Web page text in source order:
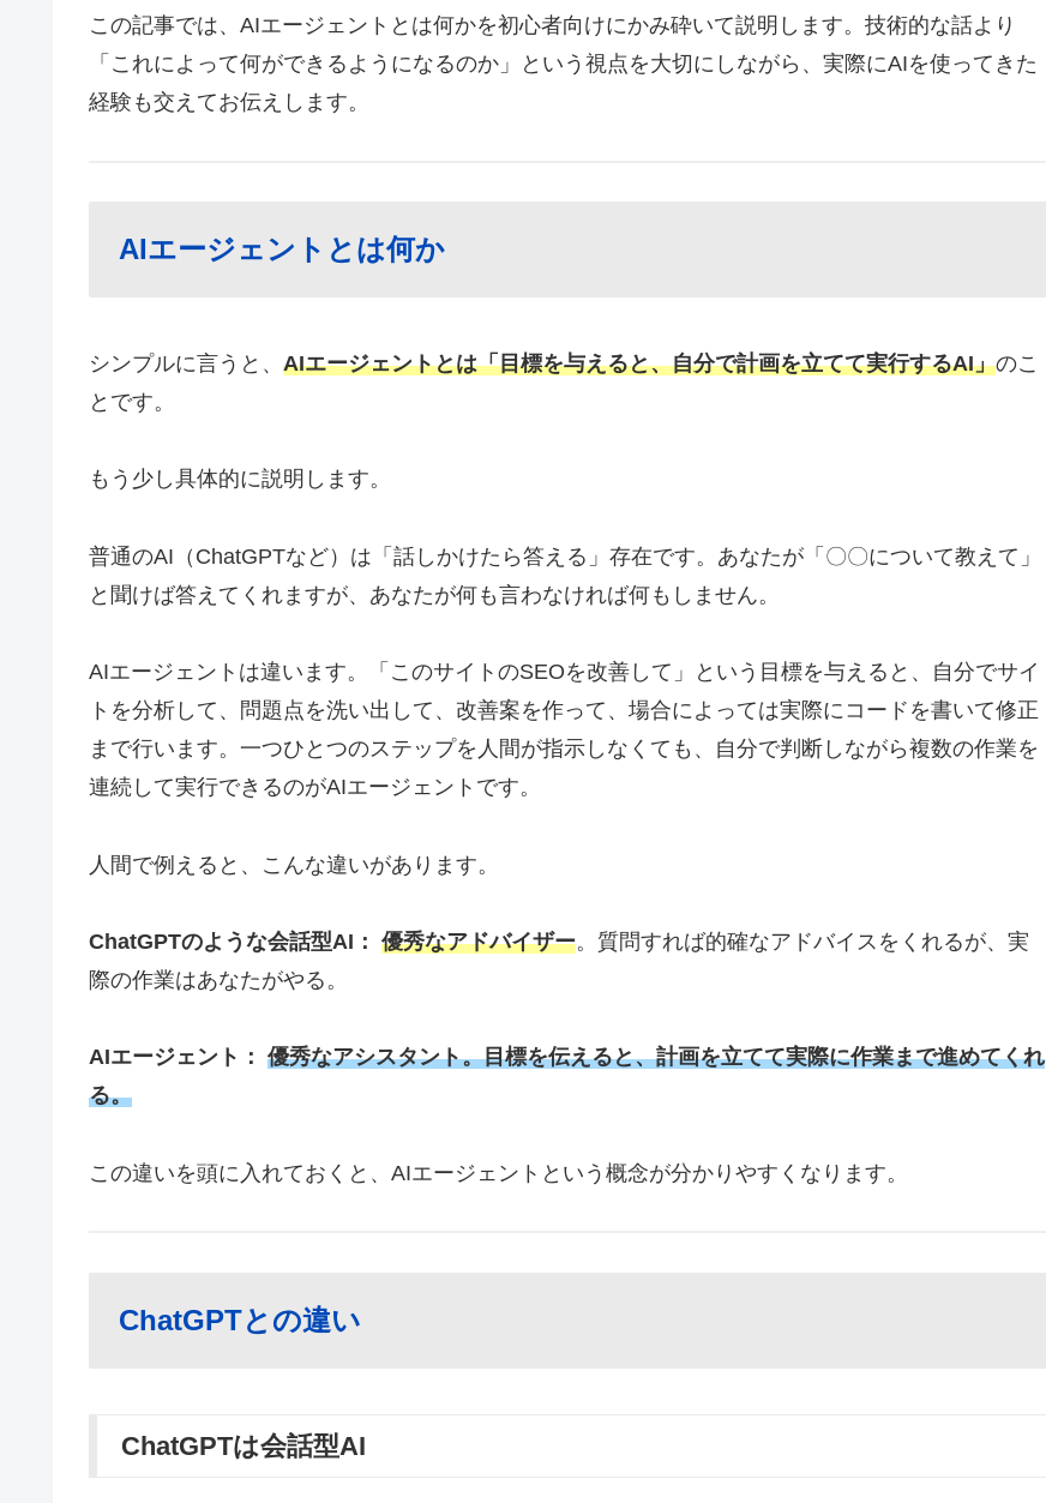
この記事では、AIエージェントとは何かを初心者向けにかみ砕いて説明します。技術的な話より
「これによって何ができるようになるのか」という視点を大切にしながら、実際にAIを使ってきた
経験も交えてお伝えします。
AIエージェントとは何か
シンプルに言うと、 AIエージェントとは「目標を与えると、自分で計画を立てて実行するAI」のこ
とです。
もう少し具体的に説明します。
普通のAI（ChatGPTなど）は「話しかけたら答える」存在です。あなたが「〇〇について教えて」
と聞けば答えてくれますが、あなたが何も言わなければ何もしません。
AIエージェントは違います。「このサイトのSEOを改善して」という目標を与えると、自分でサイ
トを分析して、問題点を洗い出して、改善案を作って、場合によっては実際にコードを書いて修正
まで行います。一つひとつのステップを人間が指示しなくても、自分で判断しながら複数の作業を
連続して実行できるのがAIエージェントです。
人間で例えると、こんな違いがあります。
ChatGPTのような会話型AI： 優秀なアドバイザー。質問すれば的確なアドバイスをくれるが、実
際の作業はあなたがやる。
AIエージェント： 優秀なアシスタント。目標を伝えると、計画を立てて実際に作業まで進めてくれ
る。
この違いを頭に入れておくと、AIエージェントという概念が分かりやすくなります。
ChatGPTとの違い
ChatGPTは会話型AI